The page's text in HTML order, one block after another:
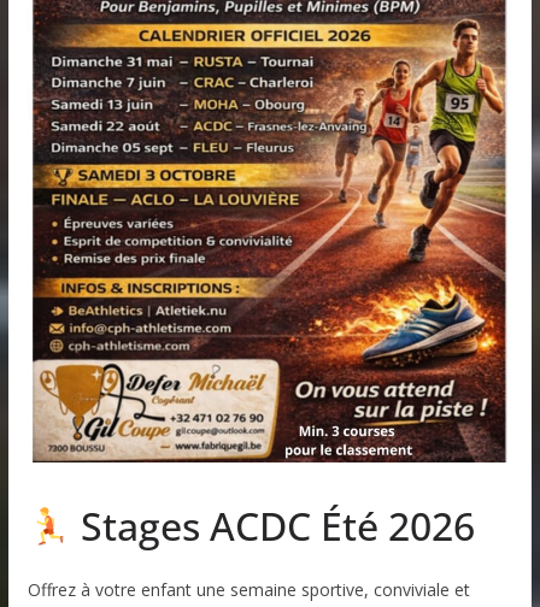
Stages ACDC Été 2026
Offrez à votre enfant une semaine sportive, conviviale et